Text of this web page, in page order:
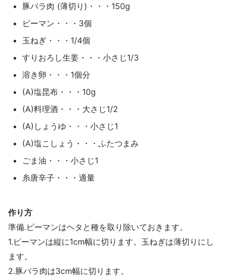
豚バラ肉 (薄切り)・・・150g
ピーマン・・・3個
玉ねぎ・・・1/4個
すりおろし生姜・・・小さじ1/3
溶き卵・・・1個分
(A)塩昆布・・・10g
(A)料理酒・・・大さじ1/2
(A)しょうゆ・・・小さじ1
(A)塩こしょう・・・ふたつまみ
ごま油・・・小さじ1
糸唐辛子・・・適量
作り方
準備.ピーマンはヘタと種を取り除いておきます。
1.ピーマンは縦に1cm幅に切ります。玉ねぎは薄切りにし
ます。
2.豚バラ肉は3cm幅に切ります。